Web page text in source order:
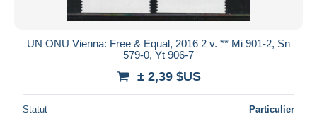
UN ONU Vienna: Free & Equal, 2016 2 v. ** Mi 901-2, Sn
579-0, Yt 906-7
± 2,39 $US
Statut Particulier